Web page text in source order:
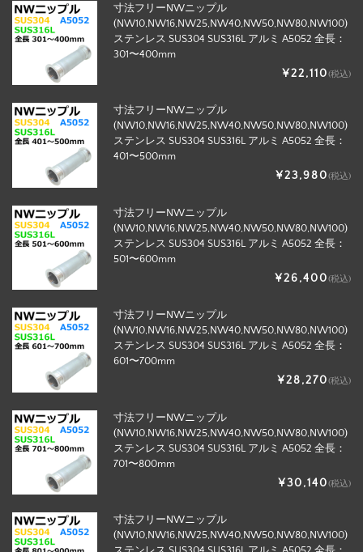
寸法フリーNWニップル
(NW10,NW16,NW25,NW40,NW50,NW80,NW100)
ステンレス SUS304 SUS316L アルミ A5052 全長：
301〜400mm
¥22,110(税込)
寸法フリーNWニップル
(NW10,NW16,NW25,NW40,NW50,NW80,NW100)
ステンレス SUS304 SUS316L アルミ A5052 全長：
401〜500mm
¥23,980(税込)
寸法フリーNWニップル
(NW10,NW16,NW25,NW40,NW50,NW80,NW100)
ステンレス SUS304 SUS316L アルミ A5052 全長：
501〜600mm
¥26,400(税込)
寸法フリーNWニップル
(NW10,NW16,NW25,NW40,NW50,NW80,NW100)
ステンレス SUS304 SUS316L アルミ A5052 全長：
601〜700mm
¥28,270(税込)
寸法フリーNWニップル
(NW10,NW16,NW25,NW40,NW50,NW80,NW100)
ステンレス SUS304 SUS316L アルミ A5052 全長：
701〜800mm
¥30,140(税込)
寸法フリーNWニップル
(NW10,NW16,NW25,NW40,NW50,NW80,NW100)